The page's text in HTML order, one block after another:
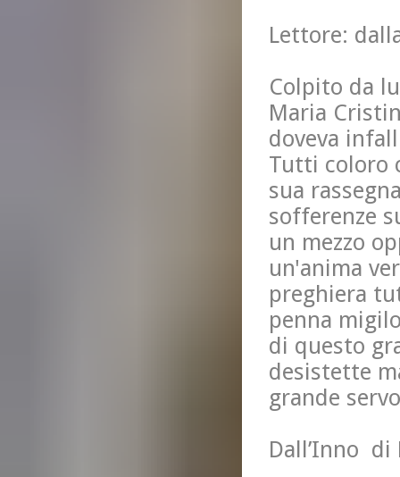
Lettore:
Colpito da
Maria
doveva
Tutti coloro
sua
sofferenze
un mezzo
un'anima
preghiera
penna
di questo
desistette
grande
Dall’Inno di